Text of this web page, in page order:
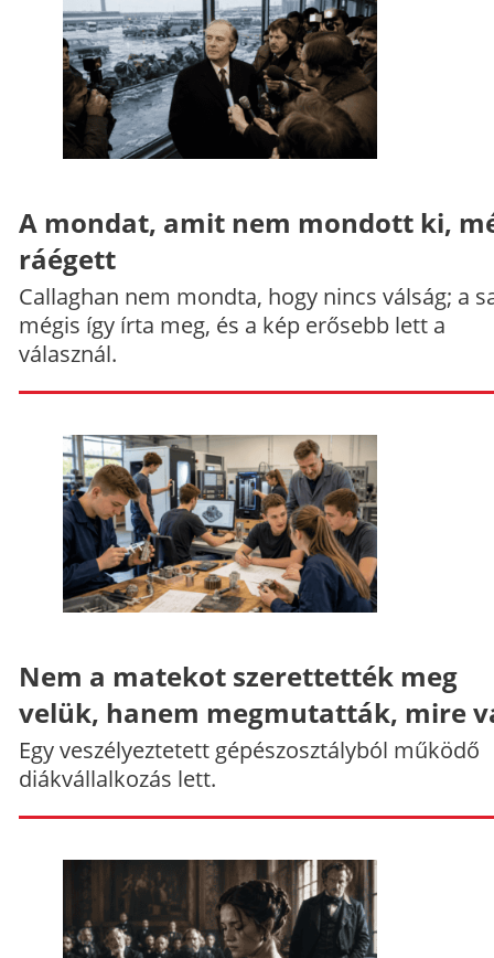
A mondat, amit nem mondott ki,
ráégett
Callaghan nem mondta, hogy nincs válság; a
mégis így írta meg, és a kép erősebb lett a
válasznál.
Nem a matekot szerettették meg
velük, hanem megmutatták, mire
Egy veszélyeztetett gépészosztályból működő
diákvállalkozás lett.